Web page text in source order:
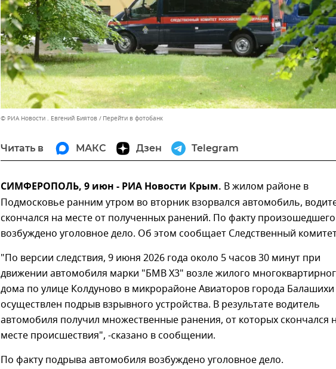
© РИА Новости . Евгений Биятов Перейти в фотобанк
Читать в МАКС Дзен Telegram
СИМФЕРОПОЛЬ, 9 июн - РИА Новости Крым. В жилом районе в
Подмосковье ранним утром во вторник взорвался автомобиль,
скончался на месте от полученных ранений. По факту произошедшего
возбуждено уголовное дело. Об этом сообщает Следственный
"По версии следствия, 9 июня 2026 года около 5 часов 30 минут при
движении автомобиля марки "БМВ Х3" возле жилого
дома по улице Колдуново в микрорайоне Авиаторов города
осуществлен подрыв взрывного устройства. В результате водитель
автомобиля получил множественные ранения, от которых скончался
месте происшествия", -сказано в сообщении.
По факту подрыва автомобиля возбуждено уголовное дело.